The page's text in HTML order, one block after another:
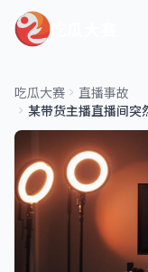
吃瓜大赛
直播事故
某带货主播直播间突